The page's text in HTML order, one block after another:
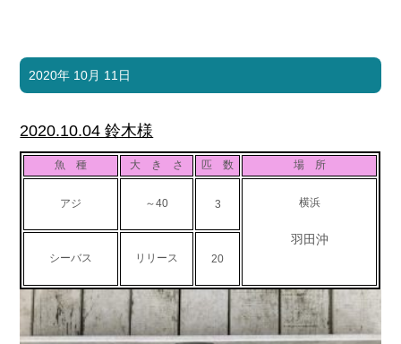
2020年 10月 11日
2020.10.04 鈴木様
魚 種 大 き さ 匹 数 場 所
アジ ～40 3 横浜
羽田沖
シーバス リリース 20